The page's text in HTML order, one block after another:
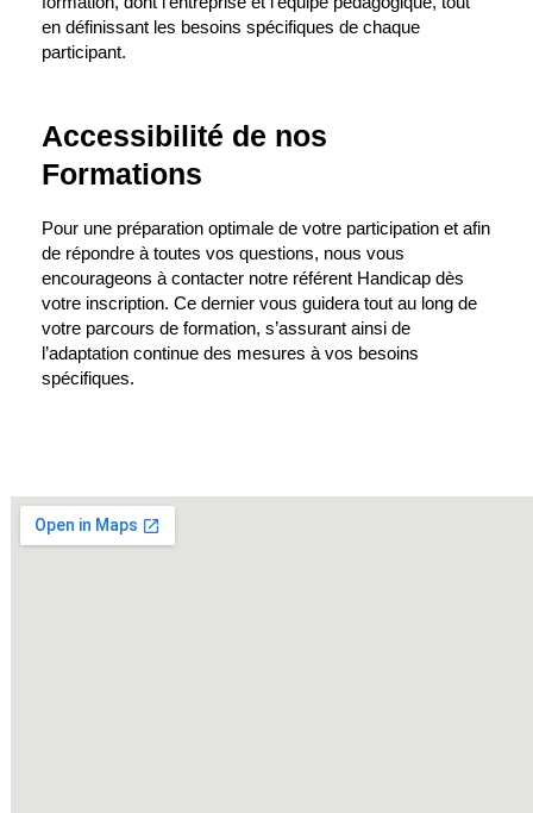
en définissant les besoins spécifiques de chaque
participant.
Accessibilité de nos
Formations
Pour une préparation optimale de votre participation et afin
de répondre à toutes vos questions, nous vous
encourageons à contacter notre référent Handicap dès
votre inscription. Ce dernier vous guidera tout au long de
votre parcours de formation, s’assurant ainsi de
l’adaptation continue des mesures à vos besoins
spécifiques.